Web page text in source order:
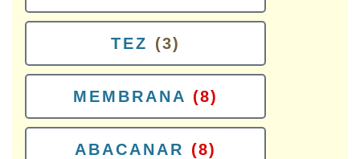
TEZ (3)
MEMBRANA (8)
ABACANAR (8)